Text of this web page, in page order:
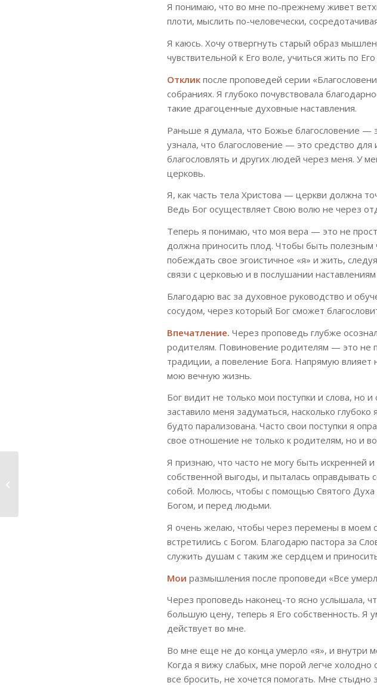
Я понимаю, что во мне по-прежнему живет
плоти, мыслить по-человечески,
Я каюсь. Хочу отвергнуть старый образ
чувствительной к Его воле, учиться жить по
Отклик после проповедей серии
собраниях. Я глубоко почувствовала
такие драгоценные духовные наставления.
Раньше я думала, что Божье благословение
узнала, что благословение — это средство
благословлять и других людей через меня. У
церковь.
Я, как часть тела Христова — церкви должна
Ведь Бог осуществляет Свою волю не через
Теперь я понимаю, что моя вера — это не
должна приносить плод. Чтобы быть
побеждать свое эгоистичное «я» и жить,
связи с церковью и в послушании наставлениям
Благодарю вас за духовное руководство и
сосудом, через который Бог сможет
Впечатление. Через проповедь глубже
родителям. Повиновение родителям — это не
традиции, а повеление Бога. Напрямую влияет
мою вечную жизнь.
Бог видит не только мои поступки и слова, но
заставило меня задуматься, насколько
будто парализована. Часто свои поступки я
свое отношение не только к родителям, но и
Я признаю, что часто не могу быть искренней
собственной выгоды, и пыталась
собой. Молюсь, чтобы с помощью Святого Духа
Богом, и перед людьми.
Я очень желаю, чтобы через перемены в моем
встретились с Богом. Благодарю пастора за
служить душам с таким же сердцем и
Мои размышления после проповеди «Все
Через проповедь наконец-то ясно услышала,
большую цену, теперь я Его собственность. Я
действует во мне.
Во мне еще не до конца умерло «я», и внутри
Когда я вижу слабых, мне порой легче
все бросить, не хочется помогать. Мне стыдно